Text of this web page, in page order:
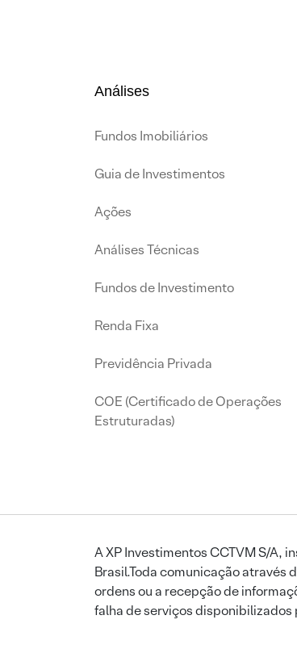
Análises
Fundos Imobiliários
Guia de Investimentos
Ações
Análises Técnicas
Fundos de Investimento
Renda Fixa
Previdência Privada
COE (Certificado de Operações
Estruturadas)
A XP Investimentos CCTVM S/A,
Brasil.Toda comunicação através
ordens ou a recepção de
falha de serviços disponibilizados